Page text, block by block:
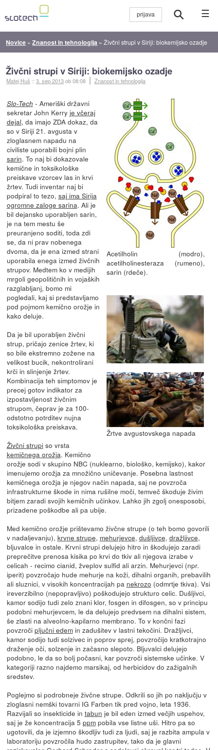
☰
Novice »Znanost in tehnologija »Živčni strupi v Siriji: biokemijsko ozadje
Živčni strupi v Siriji: biokemijsko ozadje
Matej Huš ::3. sep 2013ob 08:08 Znanost in tehnologija
Acetilholin (modro),
acetilholinesteraza (rumeno),
sarin (rdeče).
Žrtve avgustovskega napada
Slo-Tech - Ameriški državni
sekretar John Kerry je včeraj
dejal, da imajo ZDA dokaz, da
so v Siriji 21. avgusta v
zloglasnem napadu na
civiliste uporabili bojni plin
sarin. To naj bi dokazovale
kemične in toksikološke
preiskave vzorcev las in krvi
žrtev. Tudi inventar naj bi
podpiral to tezo, saj ima Sirija
ogromne zaloge sarina. Ali je
bil dejansko uporabljen sarin,
je na tem mestu še
preuranjeno soditi, toda zdi
se, da ni prav nobenega
dvoma, da je ena izmed strani
uporabila enega izmed živčnih
strupov. Medtem ko v medijih
mrgoli geopolitičnih in vojaških
razglabljanj, bomo mi
pogledali, kaj si predstavljamo
pod pojmom kemično orožje in
kako deluje.
Da je bil uporabljen živčni
strup, pričajo zenice žrtev, ki
so bile ekstremno zožene na
velikost bucik, nekontrolirani
krči in slinjenje žrtev.
Kombinacija teh simptomov je
precej gotov indikator za
izpostavljenost živčnim
strupom, čeprav je za 100-
odstotno potrditev nujna
toksikološka preiskava.
Živčni strupiso vrsta
kemičnega orožja. Kemično
orožje sodi v skupino NBC (nuklearno, biološko, kemijsko), kakor
imenujemo orožja za množično uničevanje. Posebna lastnost
kemičnega orožja je njegov način napada, saj ne povzroča
infrastrukturne škode in nima rušilne moči, temveč škoduje živim
bitjem zaradi svojih kemičnih učinkov. Lahko jih zgolj onesposobi,
prizadene poškodbe ali pa ubije.
Med kemično orožje prištevamo živčne strupe (o teh bomo govorili
v nadaljevanju), krvne strupe, mehurjevce, dušljivce, dražljivce,
bljuvalce in ostale. Krvni strupi delujejo hitro in škodujejo zaradi
preprečitve prenosa kisika po krvi do tkiv ali njegova izrabe v
celicah - recimo cianid, žveplov sulfid ali arzin. Mehurjevci (npr.
iperit) povzročajo hude mehurje na koži, dihalni organih, prebavilih
ali sluznici, v visokih koncentracijah pa nekrozo (odmrtje tkiva). Vsi
ireverzibilno (nepopravljivo) poškodujejo strukturo celic. Dušljivci,
kamor sodijo tudi zelo znani klor, fosgen in difosgen, so v principu
podobni mehurjevcem, le da delujejo predvsem na dihalni sistem,
še zlasti na alveolno-kapilarno membrano. To v končni fazi
povzroči pljučni edemin zadušitev v lastni tekočini. Dražljivci,
kamor sodijo tudi solzivec in poprov sprej, povzročijo kratkotrajno
draženje oči, solzenje in začasno slepoto. Bljuvalci delujejo
podobno, le da so bolj počasni, kar povzroči sistemske učinke. V
kategoriji razno najdemo marsikaj, od herbicidov do zažigalnih
sredstev.
Poglejmo si podrobneje živčne strupe. Odkrili so jih po naključju v
zloglasni nemški tovarni IG Farben tik pred vojno, leta 1936.
Razvijali so insekticide in tabun je bil eden izmed večjih uspehov,
saj je že koncentracija 5 ppmpobila vse listne uši. Hitro pa so
ugotovili, da je izjemno škodljiv tudi za ljudi, saj je razbita ampula v
laboratoriju povzročila hudo zastrupitev, tako da je glavni